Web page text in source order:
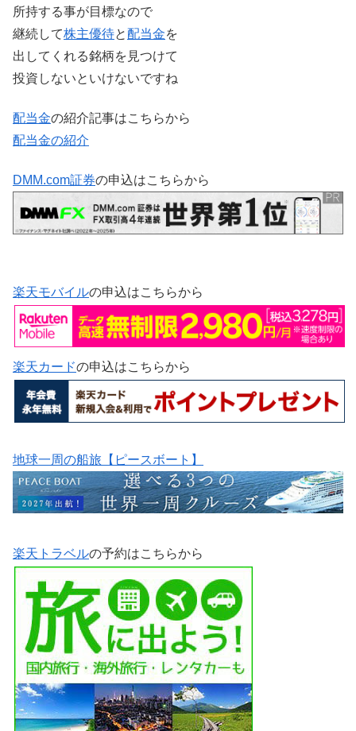
所持する事が目標なので
継続して株主優待と配当金を
出してくれる銘柄を見つけて
投資しないといけないですね
配当金の紹介記事はこちらから
配当金の紹介
DMM.com証券の申込はこちらから
楽天モバイルの申込はこちらから
楽天カードの申込はこちらから
地球一周の船旅【ピースボート】
楽天トラベルの予約はこちらから